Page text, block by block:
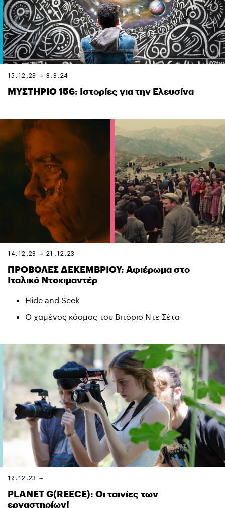
15.12.23 → 3.3.24
ΜΥΣΤΗΡΙΟ 156: Ιστορίες για την Ελευσίνα
14.12.23 → 21.12.23
ΠΡΟΒΟΛΕΣ ΔΕΚΕΜΒΡΙΟΥ: Αφιέρωμα στο
Ιταλικό Ντοκιμαντέρ
Hide and Seek
Ο χαμένος κόσμος του Βιτόριο Ντε Σέτα
10.12.23 →
PLANET G(REECE): Οι ταινίες των
εργαστηρίων!